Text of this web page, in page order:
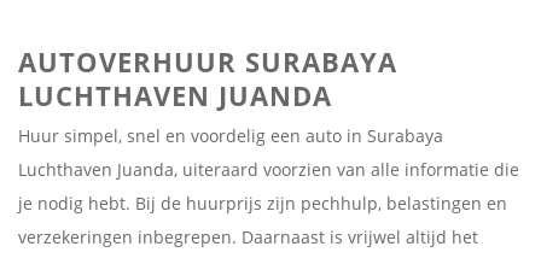
AUTOVERHUUR SURABAYA
LUCHTHAVEN JUANDA
Huur simpel, snel en voordelig een auto in Surabaya
Luchthaven Juanda, uiteraard voorzien van alle informatie die
je nodig hebt. Bij de huurprijs zijn pechhulp, belastingen en
verzekeringen inbegrepen. Daarnaast is vrijwel altijd het